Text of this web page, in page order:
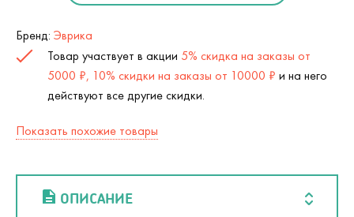
Бренд: Эврика
Товар участвует в акции 5% скидка на заказы от
5000 ₽, 10% скидки на заказы от 10000 ₽ и на него
действуют все другие скидки.
Показать похожие товары
ОПИСАНИЕ